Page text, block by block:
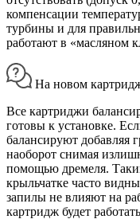
компенсации
турбины и для
работают в «масляном
На новом
Все картриджи
готовы к установке.
балансируют добавляя
наоборот снимая
помощью дремеля.
крыльчатке часто
запилы не влияют на
картридж будет